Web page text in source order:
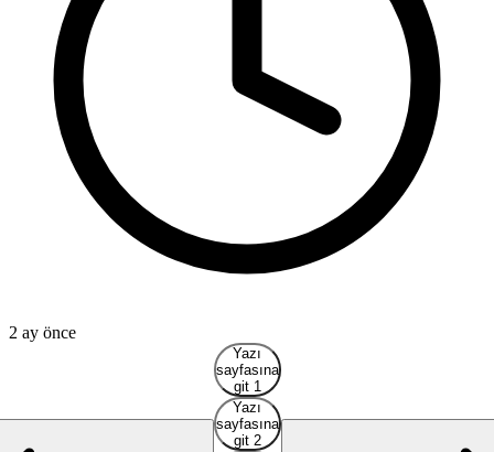
2 ay önce
Yazı
sayfasına
git 1
Yazı
sayfasına
git 2